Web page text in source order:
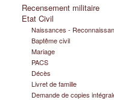
Recensement militaire
Etat Civil
Naissances -
Baptême civil
Mariage
PACS
Décès
Livret de famille
Demande de copies